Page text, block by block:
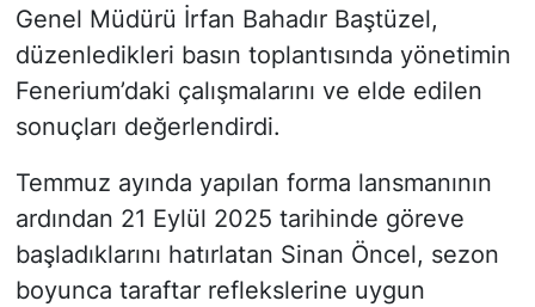
Genel Müdürü İrfan Bahadır Baştüzel,
düzenledikleri basın toplantısında yönetimin
Fenerium’daki çalışmalarını ve elde edilen
sonuçları değerlendirdi.
Temmuz ayında yapılan forma lansmanının
ardından 21 Eylül 2025 tarihinde göreve
başladıklarını hatırlatan Sinan Öncel, sezon
boyunca taraftar reflekslerine uygun